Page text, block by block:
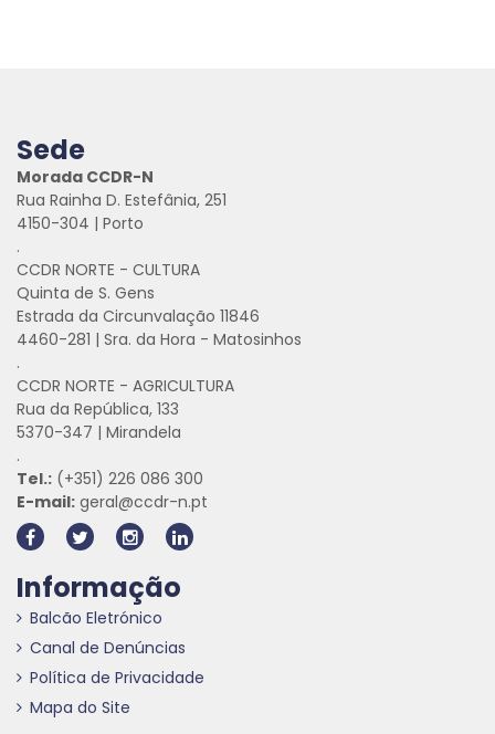
Sede
Morada CCDR-N
Rua Rainha D. Estefânia, 251
4150-304 | Porto
.
CCDR NORTE - CULTURA
Quinta de S. Gens
Estrada da Circunvalação 11846
4460-281 | Sra. da Hora - Matosinhos
.
CCDR NORTE - AGRICULTURA
Rua da República, 133
5370-347 | Mirandela
.
Tel.: (+351) 226 086 300
E-mail: geral@ccdr-n.pt
Informação
Balcão Eletrónico
Canal de Denúncias
Política de Privacidade
Mapa do Site